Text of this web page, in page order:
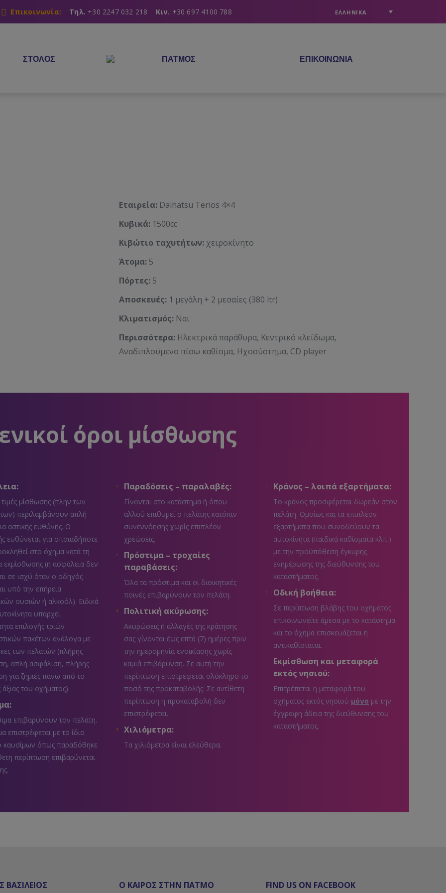
Επικοινωνία: Τηλ. +30 2247 032 218 Κιν. +30 697 4100 788 ΕΛΛΗΝΙΚΑ
ΣΤΟΛΟΣ ΠΑΤΜΟΣ ΕΠΙΚΟΙΝΩΝΙΑ
Εταιρεία: Daihatsu Terios 4×4
Κυβικά: 1500cc
Κιβώτιο ταχυτήτων: χειροκίνητο
Άτομα: 5
Πόρτες: 5
Αποσκευές: 1 μεγάλη + 2 μεσαίες (380 ltr)
Κλιματισμός: Ναι
Περισσότερα: Ηλεκτρικά παράθυρα, Κεντρικό κλείδωμα,
Αναδιπλούμενο πίσω καθίσμα, Ηχοσύστημα, CD player
όροι μίσθωσης
μίσθωσης (πλην των
περιλαμβάνουν απλή
αστικής ευθύνης. Ο
ευθύνεται για οποιαδήποτε
στο όχημα κατά τη
εκμίσθωσης (η ασφάλεια δεν
σε ισχύ όταν ο οδηγός
υπό την επήρεια
ουσιών ή αλκοόλ). Ειδικά
υπάρχει
επιλογής τριών
πακέτων ανάλογα με
των πελατών (πλήρης
απλή ασφάλιση, πλήρης
για ζημιές πάνω από το
άξιας του οχήματος).
επιβαρύνουν τον πελάτη.
επιστρέφεται με το ίδιο
καυσίμων όπως παραδόθηκε
περίπτωση επιβαρύνεται
Παραδόσεις – παραλαβές:
Γίνονται στο κατάστημα ή όπου
αλλού επιθυμεί ο πελάτης κατόπιν
συνεννόησης χωρίς επιπλέον
χρεώσεις.
Πρόστιμα – τροχαίες
παραβάσεις:
Όλα τα πρόστιμα και οι διοικητικές
ποινές επιβαρύνουν τον πελάτη.
Πολιτική ακύρωσης:
Ακυρώσεις ή αλλαγές της κράτησης
σας γίνονται έως επτά (7) ημέρες πριν
την ημερομηνία ενοικίασης χωρίς
καμιά επιβάρυνση. Σε αυτή την
περίπτωση επιστρέφεται ολόκληρο το
ποσό της προκαταβολής. Σε αντίθετη
περίπτωση η προκαταβολή δεν
επιστρέφεται.
Χιλιόμετρα:
Τα χιλιόμετρα είναι ελεύθερα.
Κράνος – λοιπά εξαρτήματα:
Το κράνος προσφέρεται δωρεάν στον
πελάτη. Ομοίως και τα επιπλέον
εξαρτήματα που συνοδεύουν τα
αυτοκίνητα (παιδικά καθίσματα κλπ.)
με την προϋπόθεση έγκυρης
ενημέρωσης της διεύθυνσης του
καταστήματος.
Οδική βοήθεια:
Σε περίπτωση βλάβης του οχήματος
επικοινωνείτε άμεσα με το κατάστημα
και το όχημα επισκευάζεται ή
αντικαθίσταται.
Εκμίσθωση και μεταφορά
εκτός νησιού:
Επιτρέπεται η μεταφορά του
οχήματος εκτός νησιού μόνο με την
έγγραφη άδεια της διεύθυνσης του
καταστήματος.
ΒΑΣΙΛΕΙΟΣ Ο ΚΑΙΡΟΣ ΣΤΗΝ ΠΑΤΜΟ FIND US ON FACEBOOK